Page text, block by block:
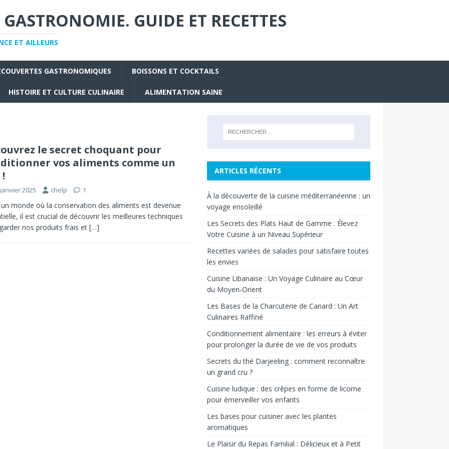
GUIDE ET RECETTES
ET AILLEURS
GASTRONOMIQUES BOISSONS ET COCKTAILS
HISTOIRE ET CULTURE CULINAIRE ALIMENTATION SAINE
le secret choquant pour
vos aliments comme un
2025 chelp 1
monde où la conservation des aliments est devenue
il est crucial de découvrir les meilleures techniques
nos produits frais et […]
ARTICLES RÉCENTS
À la découverte de la cuisine méditerranéenne : un
voyage ensoleillé
Les Secrets des Plats Haut de Gamme : Élevez
Votre Cuisine à un Niveau Supérieur
Recettes variées de salades pour satisfaire toutes
les envies
Cuisine Libanaise : Un Voyage Culinaire au Cœur
du Moyen-Orient
Les Bases de la Charcuterie de Canard : Un Art
Culinaires Raffiné
Conditionnement alimentaire : les erreurs à éviter
pour prolonger la durée de vie de vos produits
Secrets du thé Darjeeling : comment reconnaître
un grand cru ?
Cuisine ludique : des crêpes en forme de licorne
pour émerveiller vos enfants
Les bases pour cuisiner avec les plantes
aromatiques
Le Plaisir du Repas Familial : Délicieux et à Petit